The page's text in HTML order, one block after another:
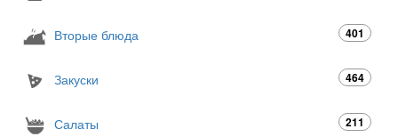
Вторые блюда 401
Закуски 464
Салаты 211